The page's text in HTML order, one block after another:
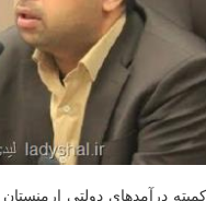
درآمدهای دولتی